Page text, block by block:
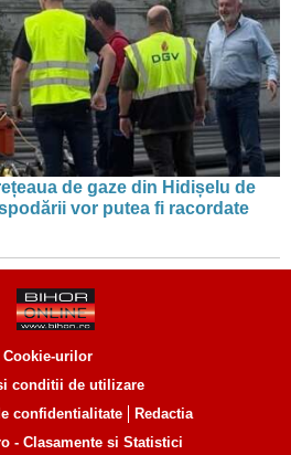
de gaze din Hidișelu de
vor putea fi racordate
Cookie-urilor
conditii de utilizare
confidentialitate
Redactia